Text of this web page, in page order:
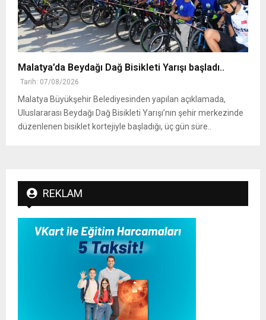
Malatya’da Beydağı Dağ Bisikleti Yarışı başladı..
Tarih: 07/08/2026
Malatya Büyükşehir Belediyesinden yapılan açıklamada,
Uluslararası Beydağı Dağ Bisikleti Yarışı’nın şehir merkezinde
düzenlenen bisiklet kortejiyle başladığı, üç gün süre..
REKLAM